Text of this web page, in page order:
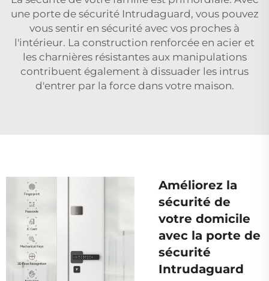
une porte de sécurité Intrudaguard, vous pouvez
vous sentir en sécurité avec vos proches à
l'intérieur. La construction renforcée en acier et
les charnières résistantes aux manipulations
contribuent également à dissuader les intrus
d'entrer par la force dans votre maison.
Améliorez la
sécurité de
votre domicile
avec la porte de
sécurité
Intrudaguard